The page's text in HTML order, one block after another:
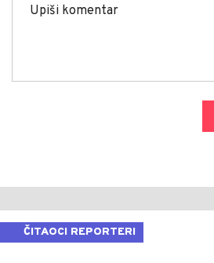
ČITAOCI REPORTERI